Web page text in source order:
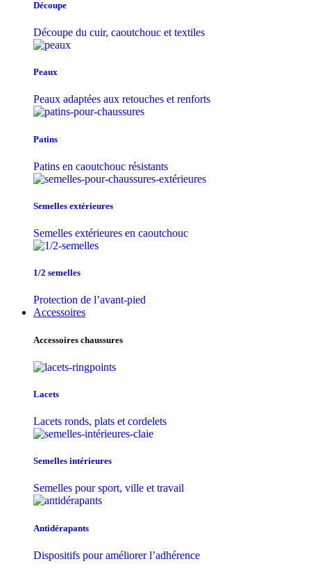
Découpe
Découpe du cuir, caoutchouc et textiles
Peaux
Peaux adaptées aux retouches et renforts
Patins
Patins en caoutchouc résistants
Semelles extérieures
Semelles extérieures en caoutchouc
1/2 semelles
Protection de l’avant-pied
Accessoires
Accessoires chaussures
Lacets
Lacets ronds, plats et cordelets
Semelles intérieures
Semelles pour sport, ville et travail
Antidérapants
Dispositifs pour améliorer l’adhérence